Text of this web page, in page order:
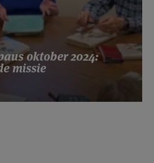
oktober 2024:
missie